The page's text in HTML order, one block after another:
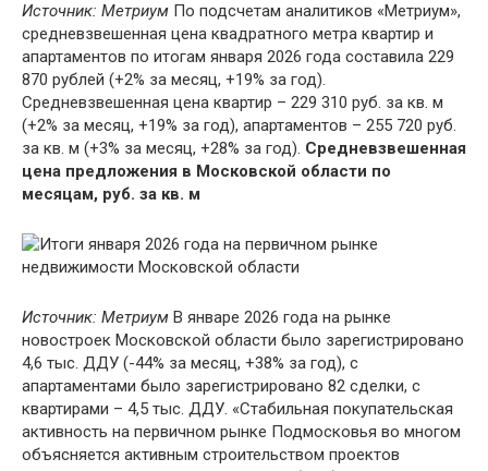
Источник: Метриум По подсчетам аналитиков «Метриум»,
средневзвешенная цена квадратного метра квартир и
апартаментов по итогам января 2026 года составила 229
870 рублей (+2% за месяц, +19% за год).
Средневзвешенная цена квартир – 229 310 руб. за кв. м
(+2% за месяц, +19% за год), апартаментов – 255 720 руб.
за кв. м (+3% за месяц, +28% за год). Средневзвешенная
цена предложения в Московской области по
месяцам, руб. за кв. м
Источник: Метриум В январе 2026 года на рынке
новостроек Московской области было зарегистрировано
4,6 тыс. ДДУ (-44% за месяц, +38% за год), с
апартаментами было зарегистрировано 82 сделки, с
квартирами – 4,5 тыс. ДДУ. «Стабильная покупательская
активность на первичном рынке Подмосковья во многом
объясняется активным строительством проектов